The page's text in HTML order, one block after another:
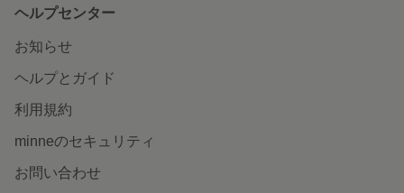
ヘルプセンター
お知らせ
ヘルプとガイド
利用規約
minneのセキュリティ
お問い合わせ